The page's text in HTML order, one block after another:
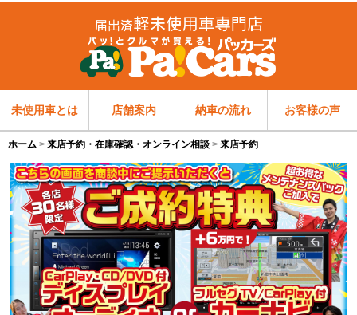
未使用車とは 店舗案内 納車の流れ お客様の声
ホーム 来店予約・在庫確認・オンライン相談 来店予約